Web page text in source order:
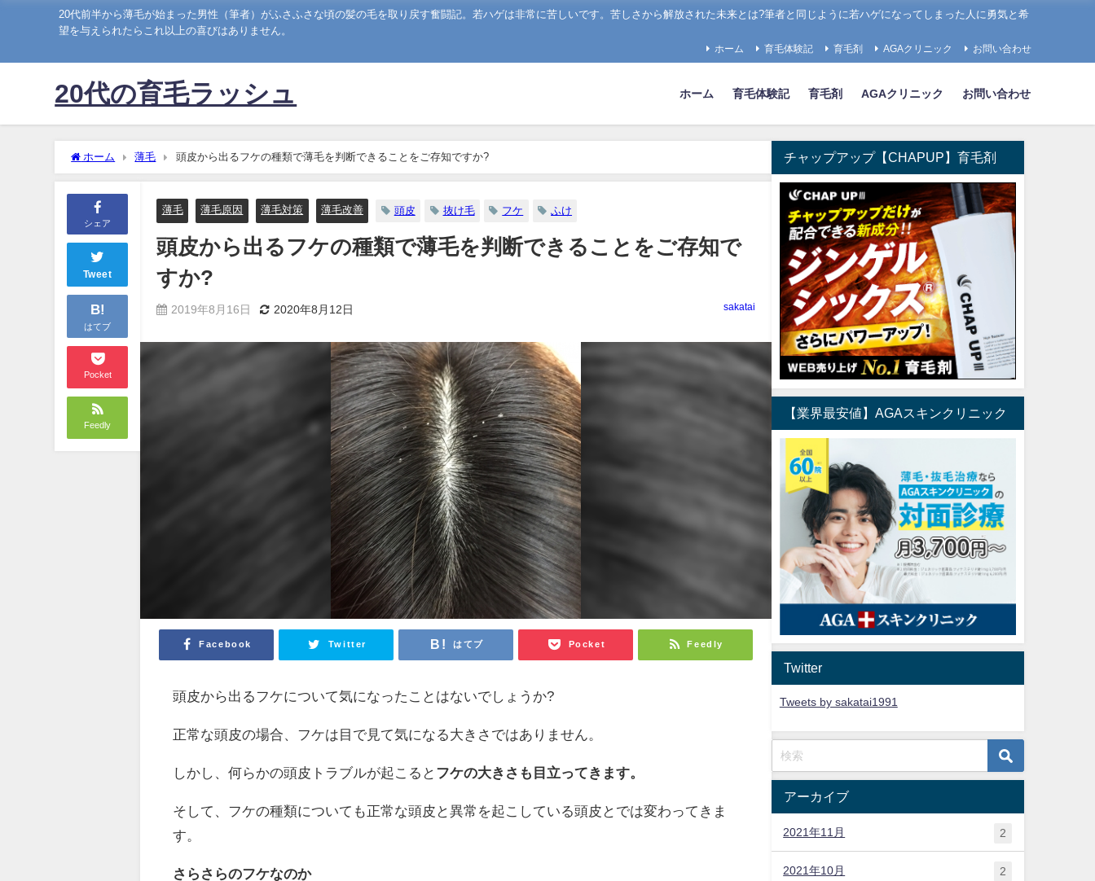
20代前半から薄毛が始まった男性（筆者）がふさふさな頃の髪の毛を取り戻す奮闘記。若ハゲは非常に苦しいです。苦しさから解放された未来とは?筆者と同じように若ハゲになってしまった人に勇気と希
望を与えられたらこれ以上の喜びはありません。
ホーム 育毛体験記 育毛剤 AGAクリニック お問い合わせ
20代の育毛ラッシュ ホーム 育毛体験記 育毛剤 AGAクリニック お問い合わせ
ホーム 薄毛 頭皮から出るフケの種類で薄毛を判断できることをご存知ですか?
シェア
Tweet
B!
はてブ
Pocket
Feedly
薄毛 薄毛原因 薄毛対策 薄毛改善 頭皮 抜け毛 フケ ふけ
頭皮から出るフケの種類で薄毛を判断できることをご存知で
すか?
2019年8月16日 2020年8月12日 sakatai
Facebook Twitter はてブ Pocket Feedly
頭皮から出るフケについて気になったことはないでしょうか?
正常な頭皮の場合、フケは目で見て気になる大きさではありません。
しかし、何らかの頭皮トラブルが起こると フケの大きさも目立ってきます。
そして、フケの種類についても正常な頭皮と異常を起こしている頭皮とでは変わってきま
す。
さらさらのフケなのか
チャップアップ【CHAPUP】育毛剤
【業界最安値】AGAスキンクリニック
Twitter
Tweets by sakatai1991
アーカイブ
2021年11月 2
2021年10月 2